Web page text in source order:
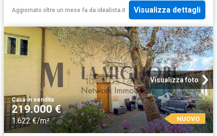
Aggiornato oltre un mese fa da idealista.it Visualizza dettagli
Visualizza foto
Casa·in vendita
219.000 €
1.622 €/m² NUOVO